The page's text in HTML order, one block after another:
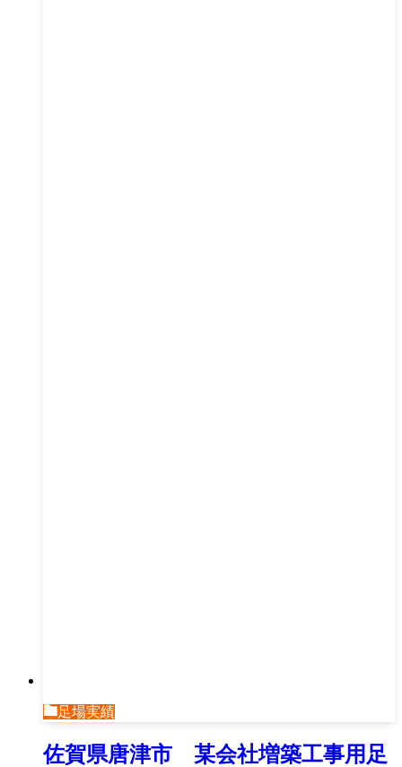
足場実績
佐賀県唐津市 某会社増築工事用足